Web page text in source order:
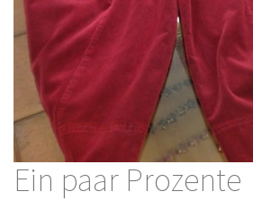
Ein paar Prozente